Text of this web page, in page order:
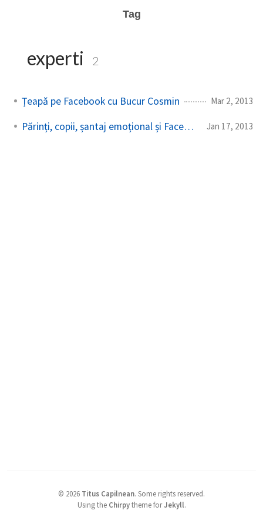
Tag
experti 2
Țeapă pe Facebook cu Bucur Cosmin Mar 2, 2013
Părinți, copii, șantaj emoțional și Facebook Jan 17, 2013
© 2026 Titus Capilnean. Some rights reserved.
Using the Chirpytheme forJekyll.